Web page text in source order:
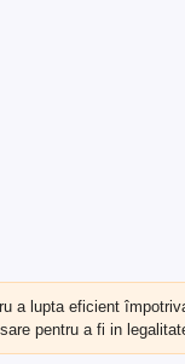
a lupta eficient
pentru a fi in